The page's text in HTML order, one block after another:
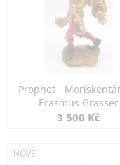
Prophet -
Erasmus Grasser
3 500 Kč
NOVÉ